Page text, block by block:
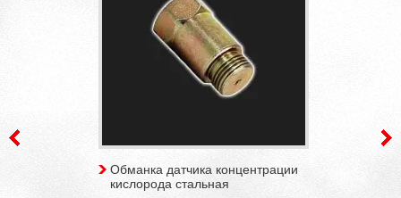
Обманка датчика концентрации
кислорода стальная